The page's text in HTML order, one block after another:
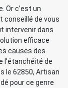
Or c’est un
conseillé de vous
intervenir dans
efficace
causes des
l’étanchéité de
le 62850, Artisan
pour ce genre